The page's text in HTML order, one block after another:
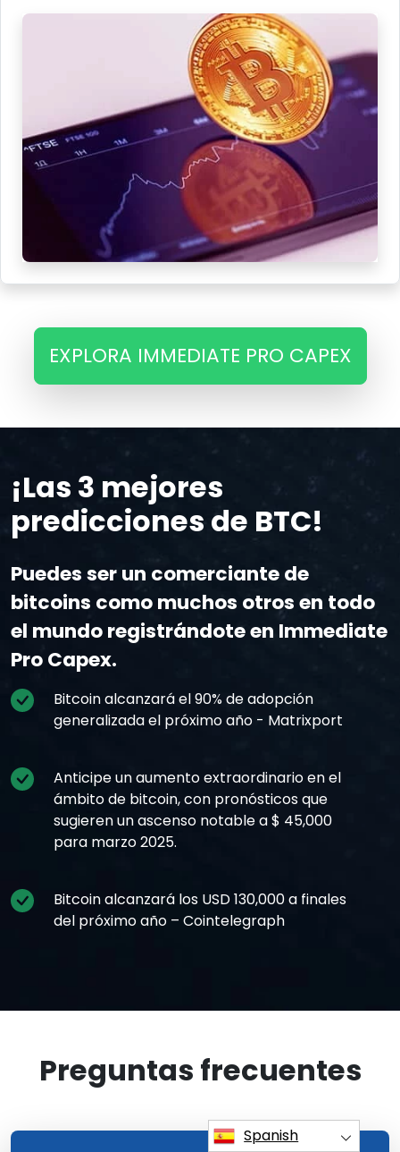
EXPLORA IMMEDIATE PRO CAPEX
¡Las 3 mejores
predicciones de BTC!
Puedes ser un comerciante de
bitcoins como muchos otros en todo
el mundo registrándote en Immediate
Pro Capex.
Bitcoin alcanzará el 90% de adopción
generalizada el próximo año - Matrixport
Anticipe un aumento extraordinario en el
ámbito de bitcoin, con pronósticos que
sugieren un ascenso notable a $ 45,000
para marzo 2025.
Bitcoin alcanzará los USD 130,000 a finales
del próximo año – Cointelegraph
Preguntas frecuentes
Spanish